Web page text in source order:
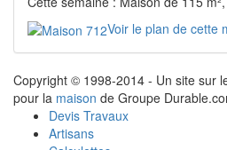
Voir le plan de cette
Copyright © 1998-2014 - Un site sur
pour la maison de Groupe
Devis Travaux
Artisans